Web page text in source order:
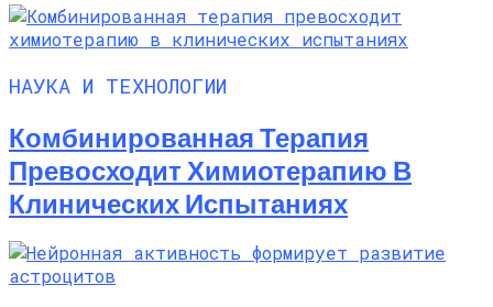
НАУКА И ТЕХНОЛОГИИ
Комбинированная Терапия
Превосходит Химиотерапию В
Клинических Испытаниях